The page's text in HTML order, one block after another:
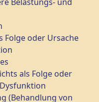
Folge oder Ursache
als Folge oder
(Behandlung von